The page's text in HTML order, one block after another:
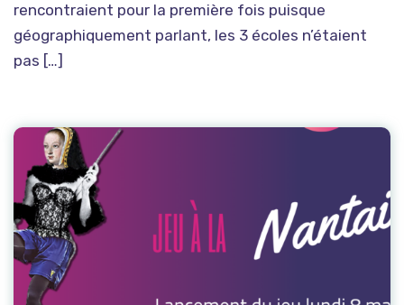
rencontraient pour la première fois puisque
géographiquement parlant, les 3 écoles n’étaient
pas […]